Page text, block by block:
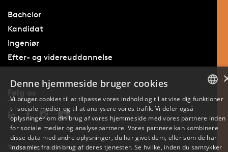
Bachelor
Kandidat
Ingeniør
Efter- og videreuddannelse
Følg os
Tilgængelighedserklæring
ENGLISH
Denne hjemmeside bruger cookies
Vi bruger cookies til at tilpasse vores indhold og til at vise dig funktioner
til sociale medier og til at analysere vores trafik. Vi deler også
oplysninger om din brug af vores hjemmeside med vores partnere inden
for sociale medier og analysepartnere. Vores partnere kan kombinere
disse data med andre oplysninger, du har givet dem, eller som de har
indsamlet fra din brug af deres tjenester. Se hvilke, inden du samtykker